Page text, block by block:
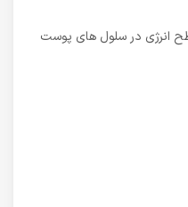
انرژی در سلول های پوست